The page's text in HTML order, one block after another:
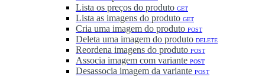
Lista os preços do produto GET
Lista as imagens do produto GET
Cria uma imagem do produto POST
Deleta uma imagem do produto DELETE
Reordena imagens do produto POST
Associa imagem com variante POST
Desassocia imagem da variante POST